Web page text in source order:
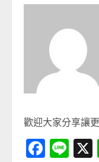
歡迎大家分享讓